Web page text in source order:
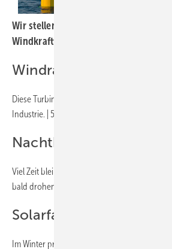
Wir stellen die neuesten Innovationen
Windkraftforschung vor.
Windrad fürs Gewerbe
Diese Turbine fokussiert den Eigenbedarf von
Industrie.
| 50
Nachtkennzeichnung
Viel Zeit bleibt nicht mehr für die Umrüstung
bald drohen Strafzahlungen. | 54
Solarfassaden im Vorteil
Im Winter produzieren sie sogar teilweise